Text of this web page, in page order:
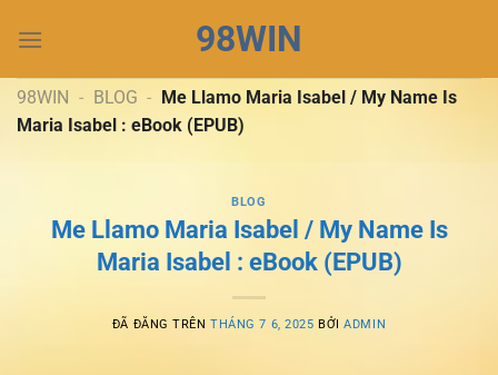
đến
dung
98WIN
98WIN - BLOG - Me Llamo Maria Isabel / My Name Is
Maria Isabel : eBook (EPUB)
BLOG
Me Llamo Maria Isabel / My Name Is
Maria Isabel : eBook (EPUB)
ĐÃ ĐĂNG TRÊNTHÁNG 7 6, 2025 BỞIADMIN